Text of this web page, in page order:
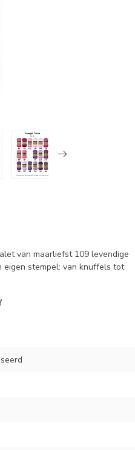
van maarliefst 109 levendige
eigen stempel: van knuffels tot